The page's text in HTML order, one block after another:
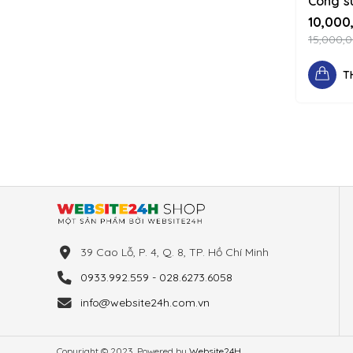
tái
thực
39 Cao Lỗ, P. 4, Q. 8, TP. Hồ Chí Minh
0933.992.559 - 028.6273.6058
info@website24h.com.vn
Copyright © 2023. Powered by Website24H